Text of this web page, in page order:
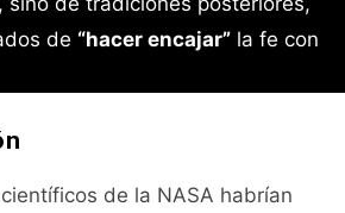
de “hacer encajar” la fe con
de la NASA habrían